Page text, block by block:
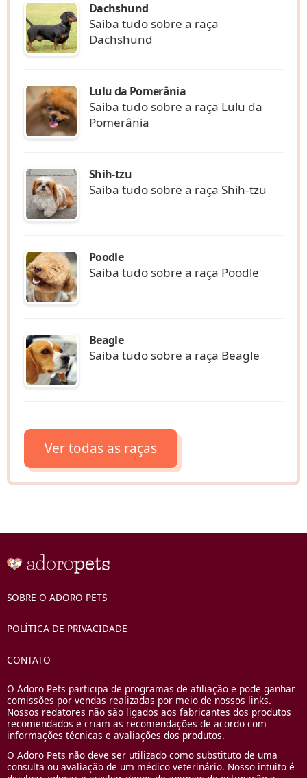
Dachshund
Saiba tudo sobre a raça
Dachshund
Lulu da Pomerânia
Saiba tudo sobre a raça Lulu da
Pomerânia
Shih-tzu
Saiba tudo sobre a raça Shih-tzu
Poodle
Saiba tudo sobre a raça Poodle
Beagle
Saiba tudo sobre a raça Beagle
Ver todas as raças
SOBRE O ADORO PETS
POLÍTICA DE PRIVACIDADE
CONTATO
O Adoro Pets participa de programas de afiliação e pode ganhar
comissões por vendas realizadas por meio de nossos links.
Nossos redatores não são ligados aos fabricantes dos produtos
recomendados e criam as recomendações de acordo com
informações técnicas e avaliações dos produtos.
O Adoro Pets não deve ser utilizado como substituto de uma
consulta ou avaliação de um médico veterinário. Nosso intuito é